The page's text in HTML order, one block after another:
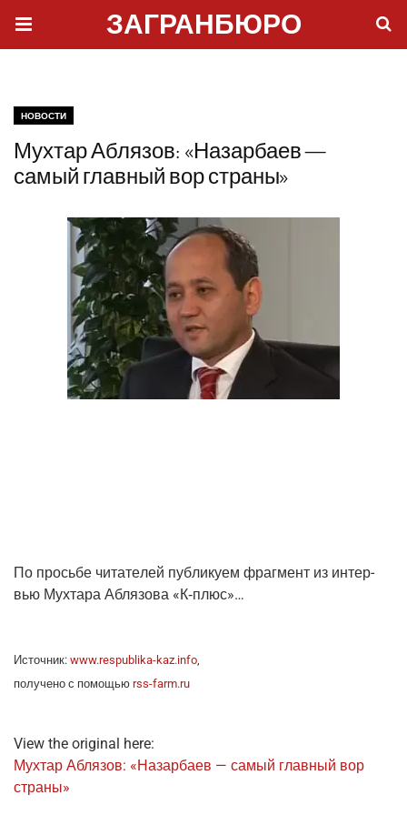
ЗАГРАНБЮРО
НОВОСТИ
Мухтар Аблязов: «Назарбаев —
самый главный вор страны»
По прось­бе чита­те­лей пуб­ли­ку­ем фраг­мент из интер­
вью Мух­та­ра Абля­зо­ва «К‑плюс»…
Источ­ник: www.respublika-kaz.info
полу­че­но с помо­щью rss-farm.ru
View the original here:
Мух­тар Абля­зов: «Назар­ба­ев — самый глав­ный вор
страны»